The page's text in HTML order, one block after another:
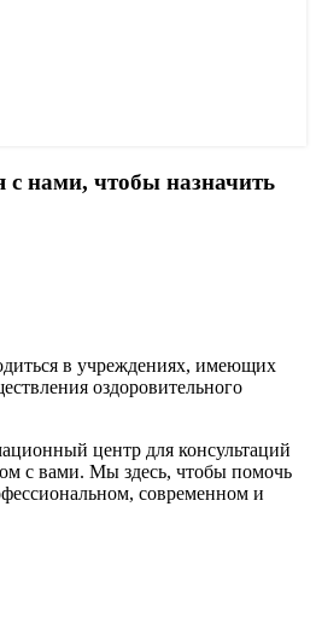
с нами, чтобы назначить
в учреждениях, имеющих
оздоровительного
центр для консультаций
с вами. Мы здесь, чтобы помочь
современном и